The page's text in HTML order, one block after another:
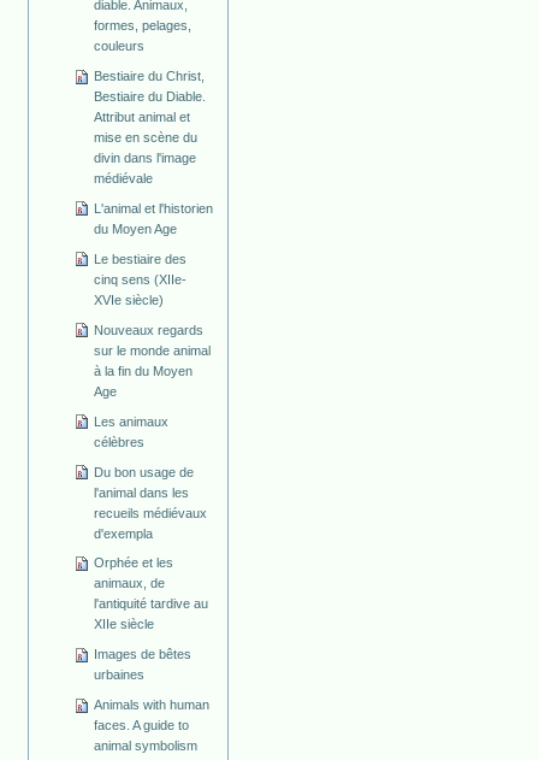
diable. Animaux,
formes, pelages,
couleurs
Bestiaire du Christ,
Bestiaire du Diable.
Attribut animal et
mise en scène du
divin dans l'image
médiévale
L'animal et l'historien
du Moyen Age
Le bestiaire des
cinq sens (XIIe-
XVIe siècle)
Nouveaux regards
sur le monde animal
à la fin du Moyen
Age
Les animaux
célèbres
Du bon usage de
l'animal dans les
recueils médiévaux
d'exempla
Orphée et les
animaux, de
l'antiquité tardive au
XIIe siècle
Images de bêtes
urbaines
Animals with human
faces. A guide to
animal symbolism